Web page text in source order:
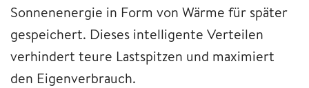
Sonnenenergie in Form von Wärme für später
gespeichert. Dieses intelligente Verteilen
verhindert teure Lastspitzen und maximiert
den Eigenverbrauch.